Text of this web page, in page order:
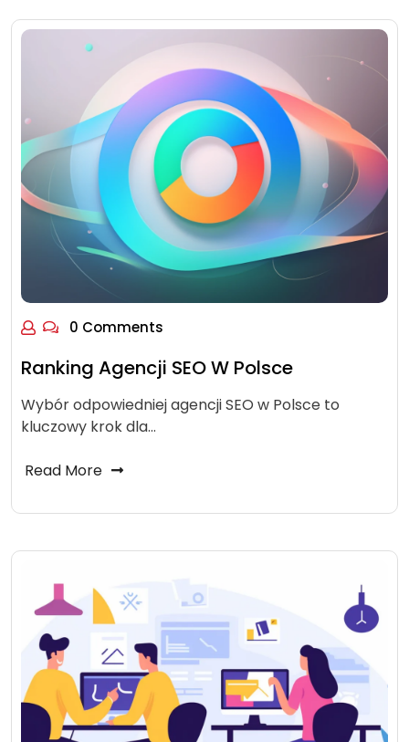
0 Comments
Ranking Agencji SEO W Polsce
Wybór odpowiedniej agencji SEO w Polsce to
kluczowy krok dla…
Read More